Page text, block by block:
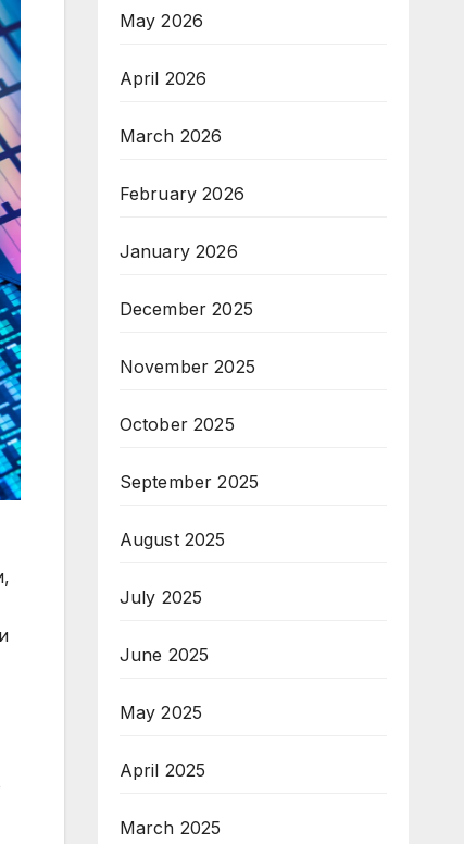
May 2026
April 2026
March 2026
February 2026
January 2026
December 2025
November 2025
October 2025
September 2025
August 2025
July 2025
June 2025
May 2025
April 2025
March 2025